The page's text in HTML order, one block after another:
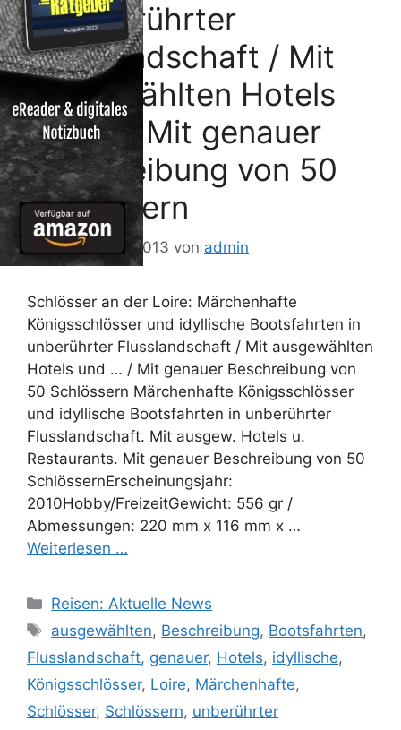
in unberührter
Flusslandschaft / Mit
ausgewählten Hotels
und … / Mit genauer
Beschreibung von 50
Schlössern
25. November 2013 von admin
Schlösser an der Loire: Märchenhafte
Königsschlösser und idyllische Bootsfahrten in
unberührter Flusslandschaft / Mit ausgewählten
Hotels und … / Mit genauer Beschreibung von
50 Schlössern Märchenhafte Königsschlösser
und idyllische Bootsfahrten in unberührter
Flusslandschaft. Mit ausgew. Hotels u.
Restaurants. Mit genauer Beschreibung von 50
SchlössernErscheinungsjahr:
2010Hobby/FreizeitGewicht: 556 gr /
Abmessungen: 220 mm x 116 mm x …
Weiterlesen …
Kategorien
Reisen: Aktuelle News
Schlagwörter
ausgewählten, Beschreibung, Bootsfahrten,
Flusslandschaft, genauer, Hotels, idyllische,
Königsschlösser, Loire, Märchenhafte,
Schlösser, Schlössern, unberührter